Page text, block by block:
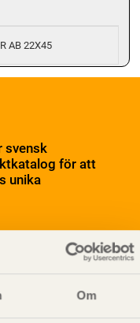
Om
AB 22X45
svensk
för att
unika